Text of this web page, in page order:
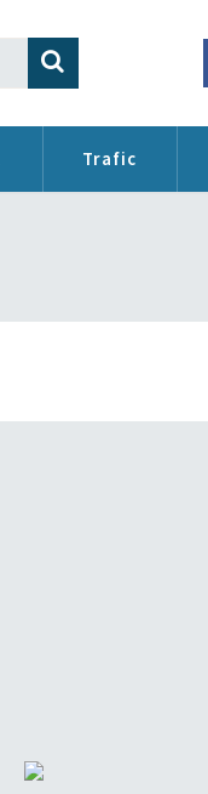
Trafic